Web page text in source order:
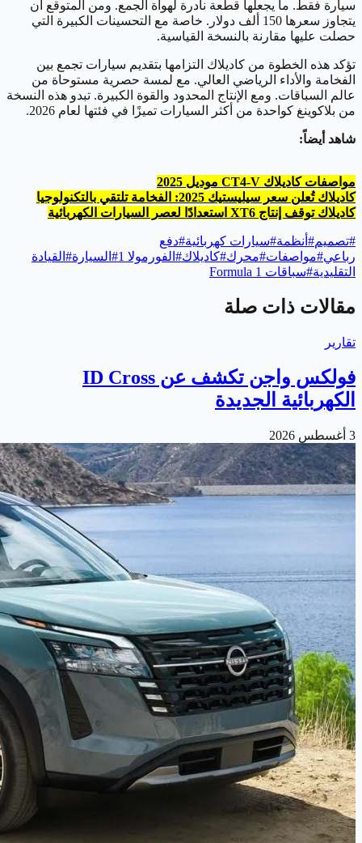
سيارة فقط. ما يجعلها قطعة نادرة لهواة الجمع. ومن المتوقع أن
يتجاوز سعرها 150 ألف دولار. خاصة مع التحسينات الكبيرة التي
حصلت عليها مقارنة بالنسخة القياسية.
تؤكد هذه الخطوة من كاديلاك التزامها بتقديم سيارات تجمع بين
الفخامة والأداء الرياضي العالي. مع لمسة حصرية مستوحاة من
عالم السباقات. ومع الإنتاج المحدود والقوة الكبيرة. تبدو هذه النسخة
من بلاكوينغ كواحدة من أكثر السيارات تميزًا في فئتها لعام 2026.
شاهد أيضاً:
مواصفات كاديلاك CT4-V موديل 2025
كاديلاك تُعلن سعر سيليستيك 2025: الفخامة تلتقي بالتكنولوجيا
كاديلاك توقف إنتاج XT6 استعدادًا لعصر السيارات الكهربائية
#تصميم# أنظمة#سيارات كهربائية#دفع
رباعي#مواصفات#محرك#كاديلاك# الفورمولا 1 # السيارة# القيادة
التقليدية#سباقات Formula 1
مقالات ذات صلة
تقارير
فولكس واجن تكشف عن ID Cross
الكهربائية الجديدة
3 أغسطس 2026